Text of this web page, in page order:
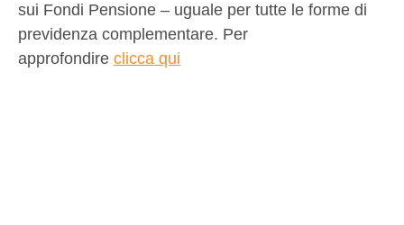
sui Fondi Pensione – uguale per tutte le forme di
previdenza complementare. Per
approfondire clicca qui